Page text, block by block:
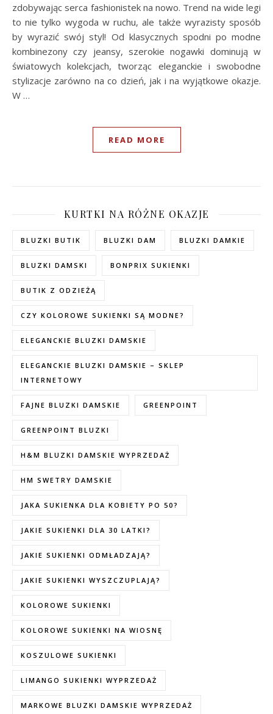
zdobywając serca fashionistek na nowo. Trend na wide legi
to nie tylko wygoda w ruchu, ale także wyrazisty sposób
by wyrazić swój styl! Od klasycznych spodni po modne
kombinezony czy jeansy, szerokie nogawki dominują w
światowych kolekcjach, tworząc eleganckie i swobodne
stylizacje zarówno na co dzień, jak i na wyjątkowe okazje.
W …
READ MORE
KURTKI NA RÓŻNE OKAZJE
BLUZKI BUTIK BLUZKI DAM BLUZKI DAMKIE
BLUZKI DAMSKI BONPRIX SUKIENKI
BUTIK Z ODZIEŻĄ
CZY KOLOROWE SUKIENKI SĄ MODNE?
ELEGANCKIE BLUZKI DAMSKIE
ELEGANCKIE BLUZKI DAMSKIE – SKLEP
INTERNETOWY
FAJNE BLUZKI DAMSKIE GREENPOINT
GREENPOINT BLUZKI
H&M BLUZKI DAMSKIE WYPRZEDAŻ
HM SWETRY DAMSKIE
JAKA SUKIENKA DLA KOBIETY PO 50?
JAKIE SUKIENKI DLA 30 LATKI?
JAKIE SUKIENKI ODMŁADZAJĄ?
JAKIE SUKIENKI WYSZCZUPLAJĄ?
KOLOROWE SUKIENKI
KOLOROWE SUKIENKI NA WIOSNĘ
KOSZULOWE SUKIENKI
LIMANGO SUKIENKI WYPRZEDAŻ
MARKOWE BLUZKI DAMSKIE WYPRZEDAŻ